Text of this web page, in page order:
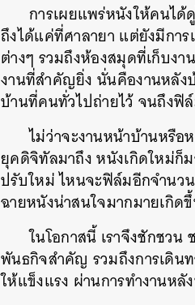
การเผยแพร่หนังให้คนได้
ถึงได้แค่ที่ศาลายา แต่ยังมีกา
ต่างๆ รวมถึงห้องสมุดที่เก็บ
งานที่สำคัญยิ่ง นั่นคืองานหลัง
บ้านที่คนทั่วไปถ่ายไว้ จนถึงฟิ
ไม่ว่าจะงานหน้าบ้านหรือ
ยุคดิจิทัลมาถึง หนังเกิดใหม่ก็
ปรับใหม่ ไหนจะฟิล์มอีกจำนว
ฉายหนังน่าสนใจมากมายเกิ
ในโอกาสนี้ เราจึงชักชวน
พันธกิจสำคัญ รวมถึงการเดิน
ให้แข็งแรง ผ่านการทำงานห